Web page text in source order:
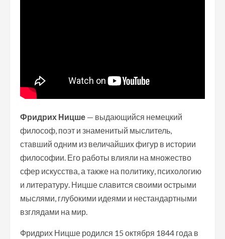
Фридрих Ницше — выдающийся немецкий
философ, поэт и знаменитый мыслитель,
ставший одним из величайших фигур в истории
философии. Его работы влияли на множество
сфер искусства, а также на политику, психологию
и литературу. Ницше славится своими острыми
мыслями, глубокими идеями и нестандартными
взглядами на мир.
Фридрих Ницше родился 15 октября 1844 года в